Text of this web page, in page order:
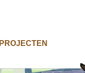
PROJECTEN